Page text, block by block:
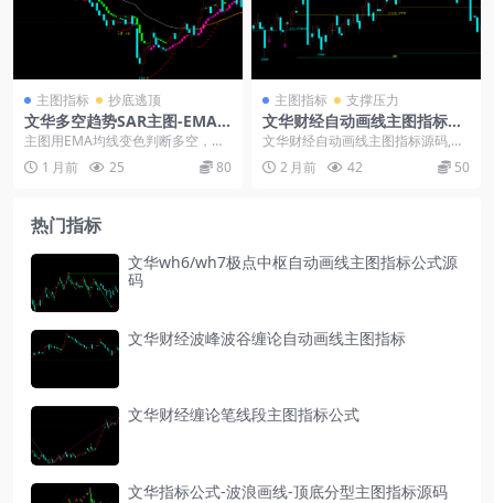
主图指标 抄底逃顶
文华多空趋势SAR主图-EMA
变色开多逃顶信号公式
主图用EMA均线变色判断多空，红
绿柱状区域直观展示短期强弱。SA
R点标注持仓或空...
1 月前 25 80
主图指标 支撑压力
文华财经自动画线主图指标源
码,昨高昨低支撑压力公式
文华财经自动画线主图指标源码,昨
高昨低支撑压力公式: 文华财经自动
画线主图指标源...
2 月前 42 50
热门指标
文华wh6/wh7极点中枢自动画线主图指标公式源
码
文华财经波峰波谷缠论自动画线主图指标
文华财经缠论笔线段主图指标公式
文华指标公式-波浪画线-顶底分型主图指标源码